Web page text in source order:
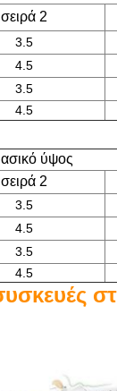
σειρά 2
3.5
4.5
3.5
4.5
ύψος
σειρά 2
3.5
4.5
3.5
4.5